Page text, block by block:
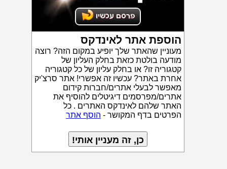
הוספת אתר לאינדקס
מעוניין שהאתר שלך יופיע במקום הזה? רוצה
מודעה בולטת כזאת בחלק העליון של
קטגוריה זו? או בחלק עליון של כל קטגוריה
אחרת באתר? עכשיו זה אפשרי! אתר סרצ'יק
מאפשר לבעלי אתרים/חברות קידום
אתרים/מפרסמים דיגיטלים להוסיף את
האתר שלהם לאינדקס האתרים . כל
הפרטים בדף המקושר - הוסף אתר